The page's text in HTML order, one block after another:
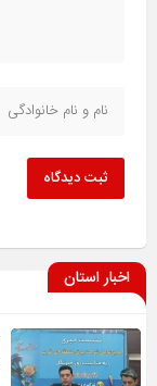
ثبت دیدگاه
اخبار استان